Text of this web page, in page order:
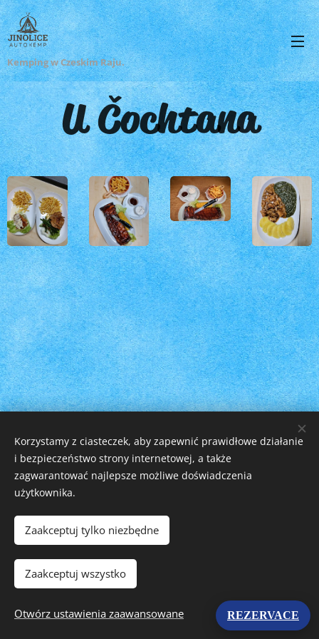
Kemping w Czeskim Raju.
U Čochtana
© 2025 Všechna práva vyhrazena
Vytvořily Černé Lišky s.r.o.
Čeština
English Polski Deutsch
Korzystamy z ciasteczek, aby zapewnić prawidłowe działanie
i bezpieczeństwo strony internetowej, a także
zagwarantować najlepsze możliwe doświadczenia
użytkownika.
Zaakceptuj tylko niezbędne
Zaakceptuj wszystko
Otwórz ustawienia zaawansowane REZERVACE